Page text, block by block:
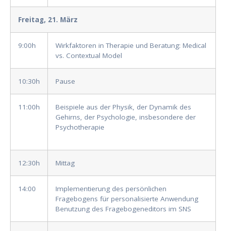
Freitag, 21. März
9:00h
Wirkfaktoren in Therapie und Beratung: Medical
vs. Contextual Model
10:30h Pause
11:00h
Beispiele aus der Physik, der Dynamik des
Gehirns, der Psychologie, insbesondere der
Psychotherapie
12:30h Mittag
14:00
Implementierung des persönlichen
Fragebogens für personalisierte Anwendung
Benutzung des Fragebogeneditors im SNS